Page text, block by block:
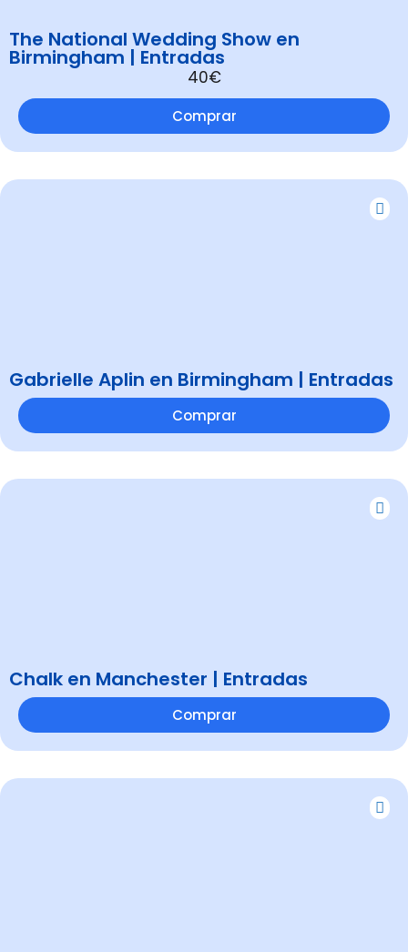
The National Wedding Show en
Birmingham | Entradas
40€
Comprar
Gabrielle Aplin en Birmingham | Entradas
Comprar
Chalk en Manchester | Entradas
Comprar